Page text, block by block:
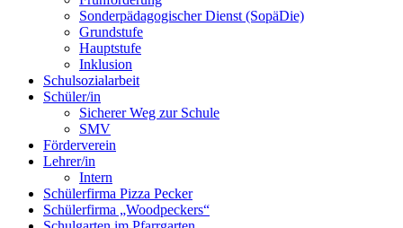
Sonderpädagogischer Dienst (SopäDie)
Grundstufe
Hauptstufe
Inklusion
Schulsozialarbeit
Schüler/in
Sicherer Weg zur Schule
SMV
Förderverein
Lehrer/in
Intern
Schülerfirma Pizza Pecker
Schülerfirma „Woodpeckers“